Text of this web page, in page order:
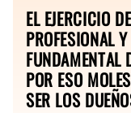
EL EJERCICIO
PROFESIONAL
FUNDAMENTAL
POR ESO
SER LOS